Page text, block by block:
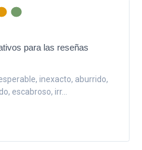
para las reseñas
inexacto, aburrido,
escabroso, irr...